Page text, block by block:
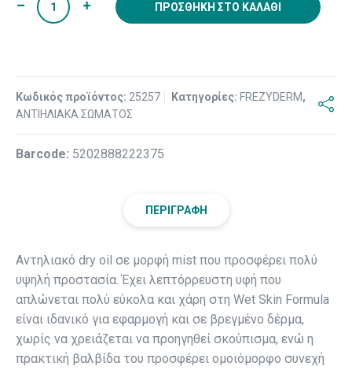
ΠΡΟΣΘΉΚΗ ΣΤΟ ΚΑΛΆΘΙ
Κωδικός προϊόντος: 25257 Κατηγορίες: FREZYDERM,
ΑΝΤΙΗΛΙΑΚΑ ΣΩΜΑΤΟΣ
Βarcode: 5202888222375
ΠΕΡΙΓΡΑΦΉ
Αντηλιακό dry oil σε μορφή mist που προσφέρει πολύ
υψηλή προστασία. Έχει λεπτόρρευστη υφή που
απλώνεται πολύ εύκολα και χάρη στη Wet Skin Formula
είναι ιδανικό για εφαρμογή και σε βρεγμένο δέρμα,
χωρίς να χρειάζεται να προηγηθεί σκούπισμα, ενώ η
πρακτική βαλβίδα του προσφέρει ομοιόμορφο συνεχή